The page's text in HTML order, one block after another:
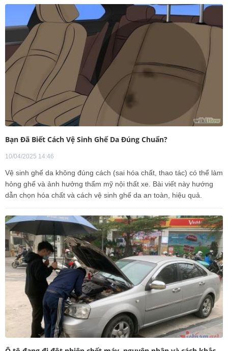
Bạn Đã Biết Cách Vệ Sinh Ghế Da Đúng Chuẩn?
10/04/2025 14:46
Vệ sinh ghế da không đúng cách (sai hóa chất, thao tác) có thể làm
hỏng ghế và ảnh hưởng thẩm mỹ nội thất xe. Bài viết này hướng
dẫn chọn hóa chất và cách vệ sinh ghế da an toàn, hiệu quả.